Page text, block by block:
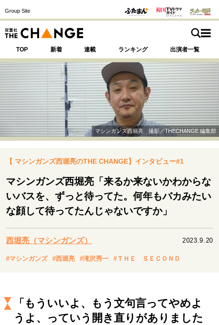
Group Site
TOP 新着 連載 ランキング 出演者一覧
SPECIAL 注目の記事テーマで探す
運命を変えた出会い 決断の裏側
挫折からの再起
表現者の葛藤
人生が動いた日 10代の挫折と原点
セカンドキャリアの描き方
夢を掴む選択
経営・ビジネス
リーダーの流儀 変革の原動力
次世代へのバトン
マシンガンズ西堀亮 撮影／THECHANGE 編集部
【 マシンガンズ西堀亮のTHE CHANGE】インタビュー#1
マシンガンズ西堀亮「来るか来ないかわからな
いバスを、ずっと待ってた。何年もバカみたい
な顔して待ってたんじゃないですか」
西堀亮（マシンガンズ） 2023.9.20
#マシンガンズ #西堀亮 #滝沢秀一 #ＴＨＥ ＳＥＣＯＮＤ
「もういいよ、もう文句言ってやめよ
うよ、っていう開き直りがありました